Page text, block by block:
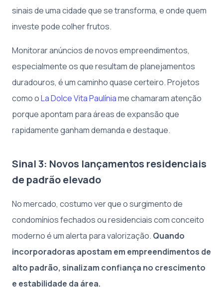
sinais de uma cidade que se transforma, e onde quem
investe pode colher frutos.
Monitorar anúncios de novos empreendimentos,
especialmente os que resultam de planejamentos
duradouros, é um caminho quase certeiro. Projetos
como oLa Dolce Vita Paulíniame chamaram atenção
porque apontam para áreas de expansão que
rapidamente ganham demanda e destaque.
Sinal 3: Novos lançamentos residenciais
de padrão elevado
No mercado, costumo ver que o surgimento de
condomínios fechados ou residenciais com conceito
moderno é um alerta para valorização. Quando
incorporadoras apostam em empreendimentos de
alto padrão, sinalizam confiança no crescimento
e estabilidade da área.